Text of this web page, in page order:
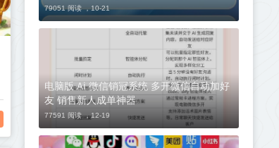
79051 阅读 ，10-21
电脑版 Ai 微信销冠系统 多开微信自动加好
友 销售新人成单神器
77591 阅读 ，12-19